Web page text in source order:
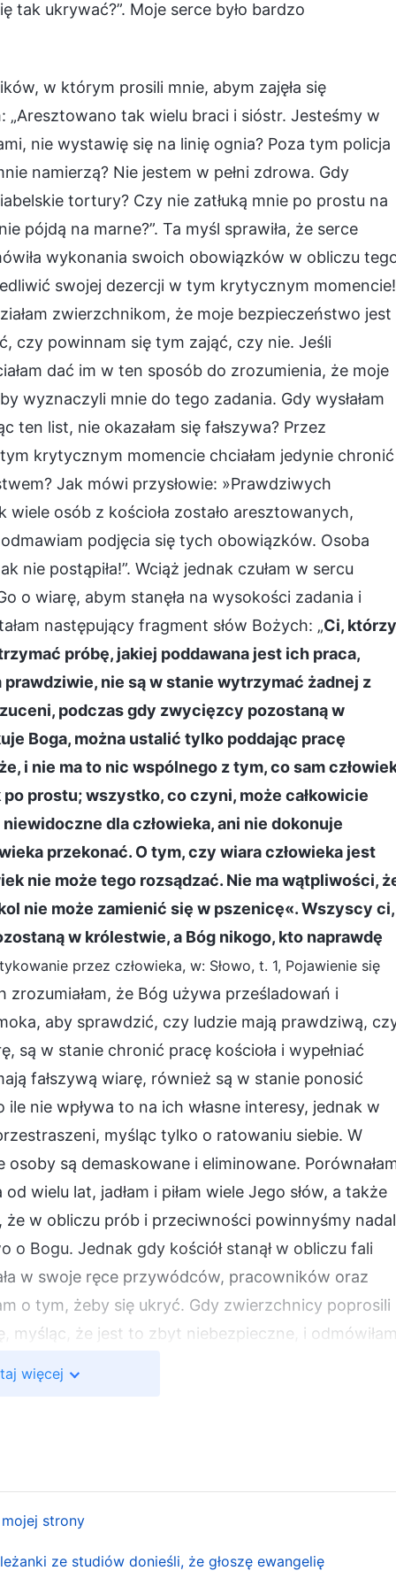
tak ukrywać?”. Moje serce było bardzo
w którym prosili mnie, abym zajęła się
„Aresztowano tak wielu braci i sióstr. Jesteśmy w
nie wystawię się na linię ognia? Poza tym policja
namierzą? Nie jestem w pełni zdrowa. Gdy
tortury? Czy nie zatłuką mnie po prostu na
pójdą na marne?”. Ta myśl sprawiła, że serce
wykonania swoich obowiązków w obliczu
swojej dezercji w tym krytycznym momencie!
zwierzchnikom, że moje bezpieczeństwo jest
czy powinnam się tym zająć, czy nie. Jeśli
dać im w ten sposób do zrozumienia, że moje
wyznaczyli mnie do tego zadania. Gdy wysłałam
ten list, nie okazałam się fałszywa? Przez
krytycznym momencie chciałam jedynie chronić
Jak mówi przysłowie: »Prawdziwych
osób z kościoła zostało aresztowanych,
podjęcia się tych obowiązków. Osoba
nie postąpiła!”. Wciąż jednak czułam w sercu
o wiarę, abym stanęła na wysokości zadania i
następujący fragment słów Bożych: „Ci, którzy
próbę, jakiej poddawana jest ich praca,
nie są w stanie wytrzymać żadnej z
podczas gdy zwycięzcy pozostaną w
Boga, można ustalić tylko poddając pracę
i nie ma to nic wspólnego z tym, co sam
prostu; wszystko, co czyni, może całkowicie
dla człowieka, ani nie dokonuje
przekonać. O tym, czy wiara człowieka jest
nie może tego rozsądzać. Nie ma wątpliwości,
nie może zamienić się w pszenicę«. Wszyscy ci,
w królestwie, a Bóg nikogo, kto naprawdę
przez człowieka, w: Słowo, t. 1, Pojawienie się
zrozumiałam, że Bóg używa prześladowań i
aby sprawdzić, czy ludzie mają prawdziwą,
są w stanie chronić pracę kościoła i wypełniać
fałszywą wiarę, również są w stanie ponosić
nie wpływa to na ich własne interesy, jednak w
myśląc tylko o ratowaniu siebie. W
są demaskowane i eliminowane.
wielu lat, jadłam i piłam wiele Jego słów, a także
w obliczu prób i przeciwności powinnyśmy nadal
Bogu. Jednak gdy kościół stanął w obliczu fali
w swoje ręce przywódców, pracowników oraz
o tym, żeby się ukryć. Gdy zwierzchnicy poprosili
myśląc, że jest to zbyt niebezpieczne, i
na to, aby żyć przed obliczem Boga!
wszystkiego, co zrobiłam. Nie chciałam już
więcej
strony
ze studiów donieśli, że głoszę ewangelię